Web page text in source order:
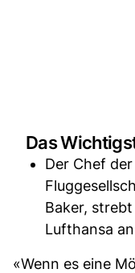
Das
Der Chef
Baker,
Lufthansa
«Wenn es eine